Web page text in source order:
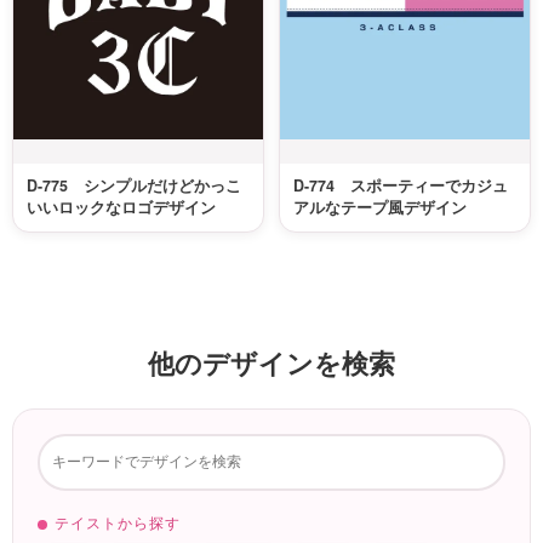
D-775 シンプルだけどかっこ
いいロックなロゴデザイン
D-774 スポーティーでカジュ
アルなテープ風デザイン
他のデザインを検索
テイストから探す